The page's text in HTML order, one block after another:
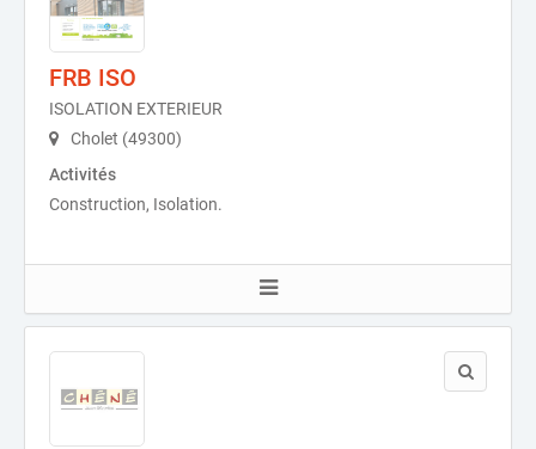
FRB ISO
ISOLATION EXTERIEUR
Cholet (49300)
Activités
Construction, Isolation.